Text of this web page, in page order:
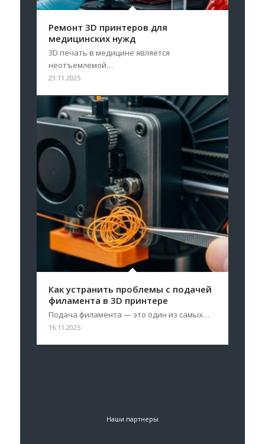
Ремонт 3D принтеров для
медицинских нужд
3D печать в медицине является
неотъемлемой…
23.11.2025
Как устранить проблемы с подачей
филамента в 3D принтере
Подача филамента — это один из самых…
16.11.2025
Наши партнеры